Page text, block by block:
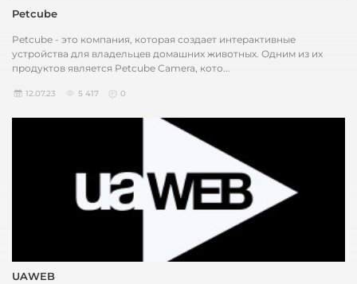
Petcube
Petcube - это компания, которая создает интерактивные
устройства для владельцев домашних животных. Одним из их
продуктов является Petcube Camera, кото...
12.07.23 5 417 0
UAWEB